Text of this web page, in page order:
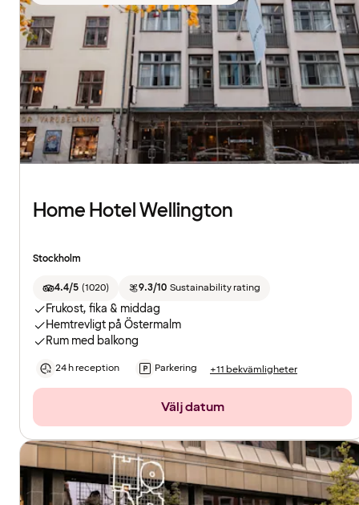
Home Hotel Wellington
Stockholm
4.4/5 (1020) 9.3/10 Sustainability rating
Frukost, fika & middag
Hemtrevligt på Östermalm
Rum med balkong
24 h reception Parkering +11 bekvämligheter
Välj datum